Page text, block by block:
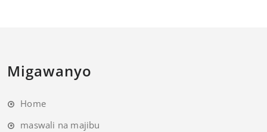
Migawanyo
Home
maswali na majibu